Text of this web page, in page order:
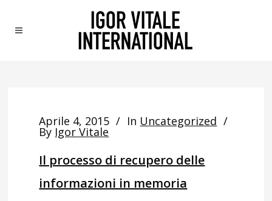
Aprile 4, 2015 In Uncategorized
By Igor Vitale
Il processo di recupero delle
informazioni in memoria